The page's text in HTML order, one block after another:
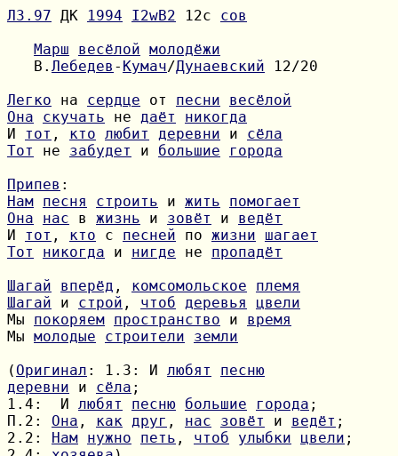
Л3.97 ДК 1994 I2wB2 12с сов
Марш
весёлой молодёжи
   В.
Лебедев - Кумач/Дунаевский 12/20
Легко на сердце от песни
весёлой
Она
скучать не даёт
никогда
И тот , кто любит деревни и сёла
Тот
не забудет и большие
города
Припев
Нам песня строить и жить
помогает
Она
нас в жизнь и зовёт и ведёт
И тот , кто с песней по жизни
шагает
Тот
никогда и нигде не пропадёт
Шагай
вперёд , комсомольское
племя
Шагай и строй , чтоб деревья
цвели
Мы покоряем пространство и время
Мы молодые строители
земли
( Оригинал : 1.3: И любят
песню
деревни и сёла
1.4:  И любят песню большие города
П.2: Она , как друг , нас зовёт и ведёт
2.2: Нам нужно петь , чтоб улыбки цвели